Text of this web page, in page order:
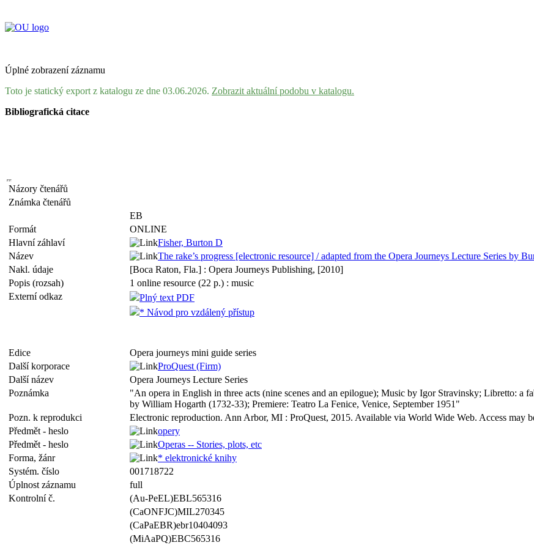
Úplné zobrazení záznamu
Toto je statický export z katalogu ze dne 03.06.2026. Zobrazit aktuální podobu v katalogu.
Bibliografická citace
Názory čtenářů
Známka čtenářů
EB
Formát
ONLINE
Hlavní záhlaví
Fisher, Burton D
Název
The rake’s progress [electronic resource] / adapted from the Opera Journeys Lecture Series by
Nakl. údaje
[Boca Raton, Fla.] : Opera Journeys Publishing, [2010]
Popis (rozsah)
1 online resource (22 p.) : music
Externí odkaz
Plný text PDF
* Návod pro vzdálený přístup
Edice
Opera journeys mini guide series
Další korporace
ProQuest (Firm)
Další název
Opera Journeys Lecture Series
Poznámka
"An opera in English in three acts (nine scenes and an epilogue); Music by Igor Stravinsky; Libretto: a
by William Hogarth (1732-33); Premiere: Teatro La Fenice, Venice, September 1951"
Pozn. k reprodukci
Electronic reproduction. Ann Arbor, MI : ProQuest, 2015. Available via World Wide Web. Access may
Předmět - heslo
opery
Předmět - heslo
Operas -- Stories, plots, etc
Forma, žánr
* elektronické knihy
Systém. číslo
001718722
Úplnost záznamu
full
Kontrolní č.
(Au-PeEL)EBL565316
(CaONFJC)MIL270345
(CaPaEBR)ebr10404093
(MiAaPQ)EBC565316